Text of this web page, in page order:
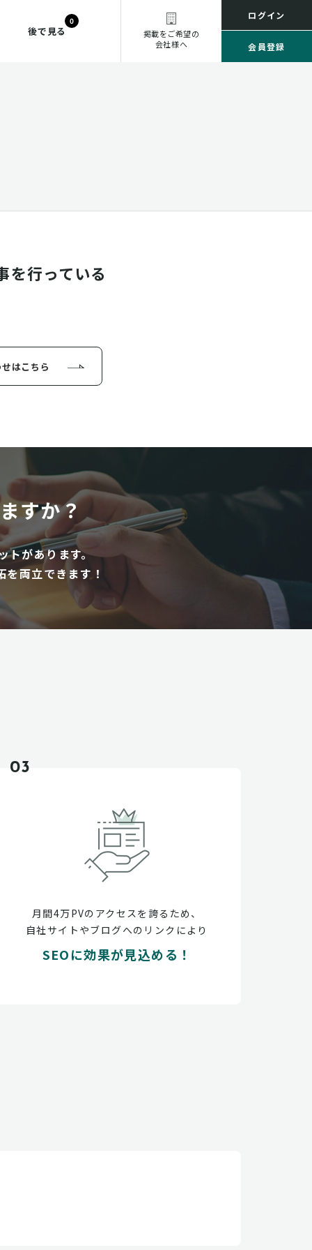
後で見る
0
掲載をご希望の
会社様へ
ログイン
会員登録
を行っている
はこちら
すか？
トがあります。
両立できます！
03
月間4万PVのアクセスを誇るため、
自社サイトやブログへのリンクにより
SEOに効果が見込める！